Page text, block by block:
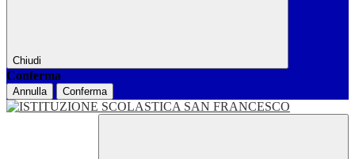
Chiudi
Conferma
Annulla Conferma